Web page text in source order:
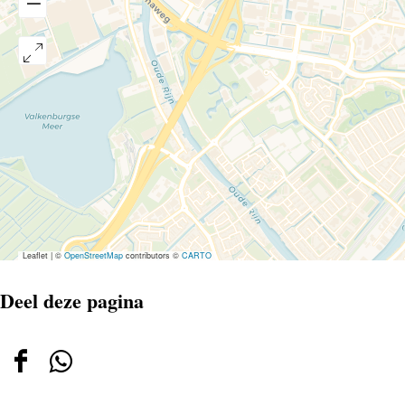
Leaflet|© OpenStreetMap contributors ©CARTO
Deel deze pagina
Deel Deel